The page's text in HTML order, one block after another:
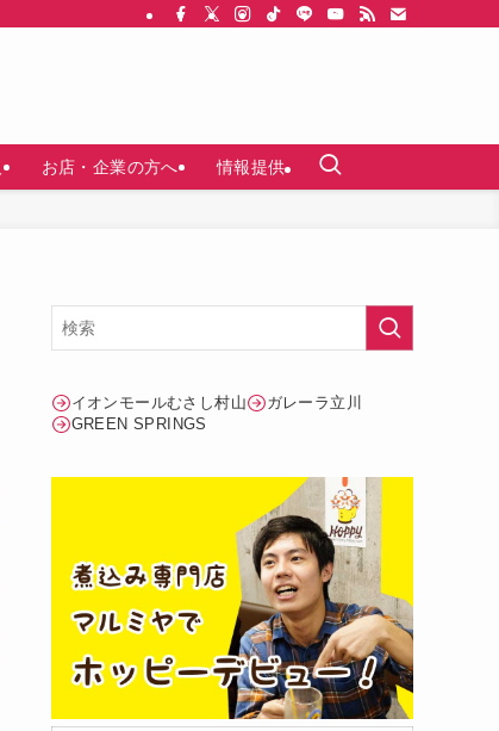
お店・企業の方へ 情報提供
イオンモールむさし村山
ガレーラ立川
GREEN SPRINGS